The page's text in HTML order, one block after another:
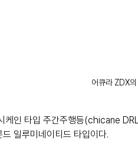
어큐라 ZDX
케인 타입 주간주행등(chicane
일루미네이티드 타입이다.